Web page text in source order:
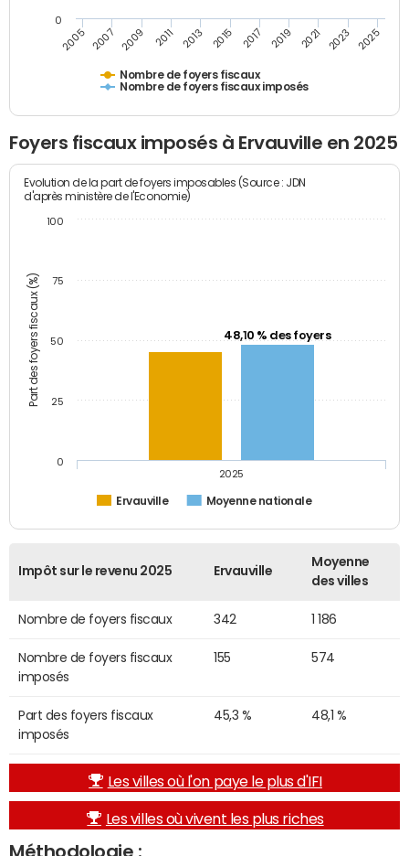
Nombre de foyers fiscaux
Nombre de foyers fiscaux imposés
2005 2007 2009 2011 2013 2015 2017 2019 2021 2023 2025
0
Foyers fiscaux imposés à Ervauville en 2025
Part des foyers fiscaux (%)
Evolution de la part de foyers imposables (Source : JDN
d'après ministère de l'Economie)
48,10 % des foyers
Ervauville Moyenne nationale
2025
0
25
50
75
100
Impôt sur le revenu 2025 Ervauville
Moyenne
des villes
Nombre de foyers fiscaux 342 1 186
Nombre de foyers fiscaux
imposés
155 574
Part des foyers fiscaux
imposés
45,3 % 48,1 %
Les villes où l'on paye le plus d'IFI
Les villes où vivent les plus riches
Méthodologie :